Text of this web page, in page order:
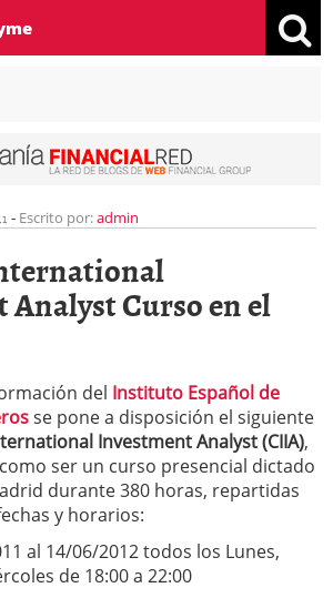
- Escrito por:admin
Curso en el
del Instituto Español de
se pone a disposición el siguiente
Investment Analyst (CIIA),
ser un curso presencial dictado
durante 380 horas, repartidas
y horarios:
al 14/06/2012 todos los Lunes,
de 18:00 a 22:00